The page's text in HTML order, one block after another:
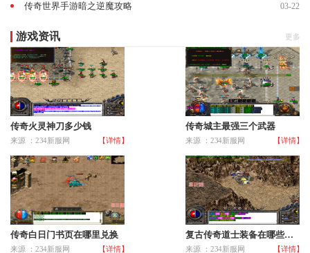
传奇世界手游暗之逆魔攻略 03-22
游戏资讯 更多
传奇火灵神刀多少钱
来源 ：234新服网 【详情】
传奇城主最强三个武器
来源 ：234新服网 【详情】
传奇白日门书页在哪里兑换
来源 ：234新服网 【详情】
复古传奇道士装备在哪些地方打造
来源 ：234新服网 【详情】